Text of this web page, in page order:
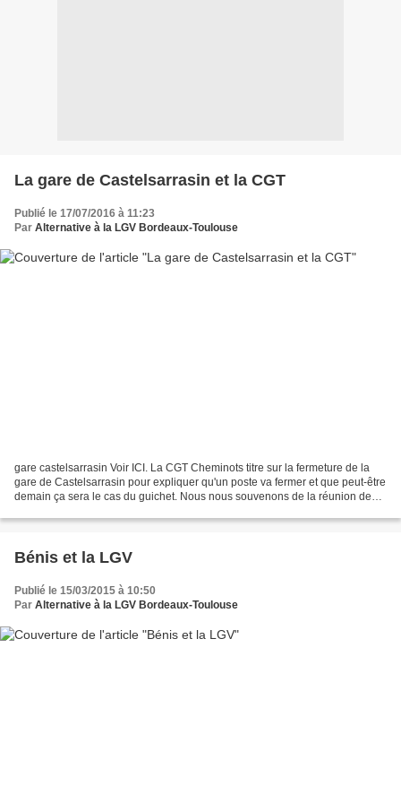
La gare de Castelsarrasin et la CGT
Publié le 17/07/2016 à 11:23
Par Alternative à la LGV Bordeaux-Toulouse
gare castelsarrasin Voir ICI. La CGT Cheminots titre sur la fermeture de la
gare de Castelsarrasin pour expliquer qu'un poste va fermer et que peut-être
demain ça sera le cas du guichet. Nous nous souvenons de la réunion des
Bénis et la LGV
Publié le 15/03/2015 à 10:50
Par Alternative à la LGV Bordeaux-Toulouse